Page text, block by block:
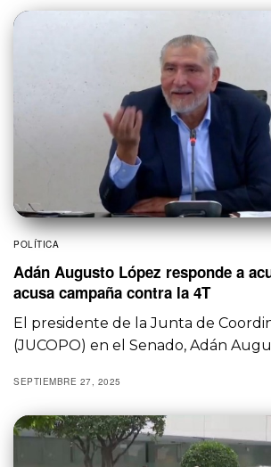
POLÍTICA
Adán Augusto López responde a
acusa campaña contra la 4T
El presidente de la Junta de
(JUCOPO) en el Senado, Adán
SEPTIEMBRE 27, 2025